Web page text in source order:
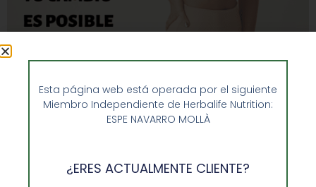
poco tiempo de manera segura y efectiva? Aquí
exploraremos algunas estrategias que pueden ayudarte
a alcanzar tus metas de transformación física de una
Rápida. Un camino saludable Los cambios físicos no
solo impactan nuestro cuerpo, sino también nuestra
Esta página web está operada por el siguiente
Miembro Independiente de Herbalife Nutrition:
ESPE NAVARRO MOLLÀ
¿ERES ACTUALMENTE CLIENTE?